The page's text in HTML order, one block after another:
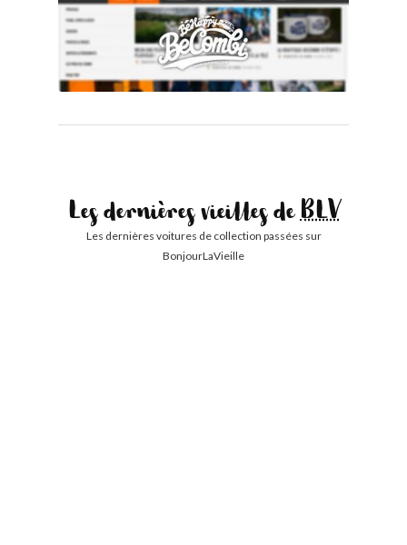
Les dernières vieilles deBLV
Les dernières voitures de collection passées sur
BonjourLaVieille